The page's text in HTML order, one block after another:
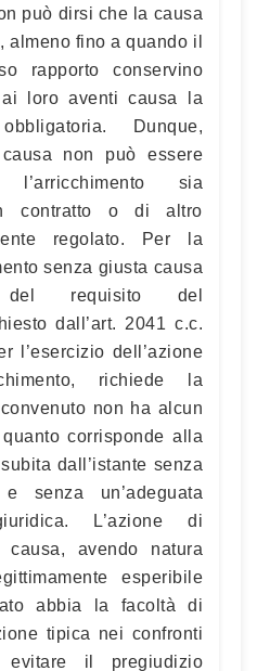
può dirsi che la causa
almeno fino a quando il
rapporto conservino
loro aventi causa la
Dunque,
non può essere
sia
contratto o di altro
regolato. Per la
senza giusta causa
del requisito del
dall’art. 2041 c.c.
l’esercizio dell’azione
richiede la
non ha alcun
corrisponde alla
dall’istante senza
senza un’adeguata
L’azione di
causa, avendo natura
esperibile
abbia la facoltà di
tipica nei confronti
evitare il pregiudizio